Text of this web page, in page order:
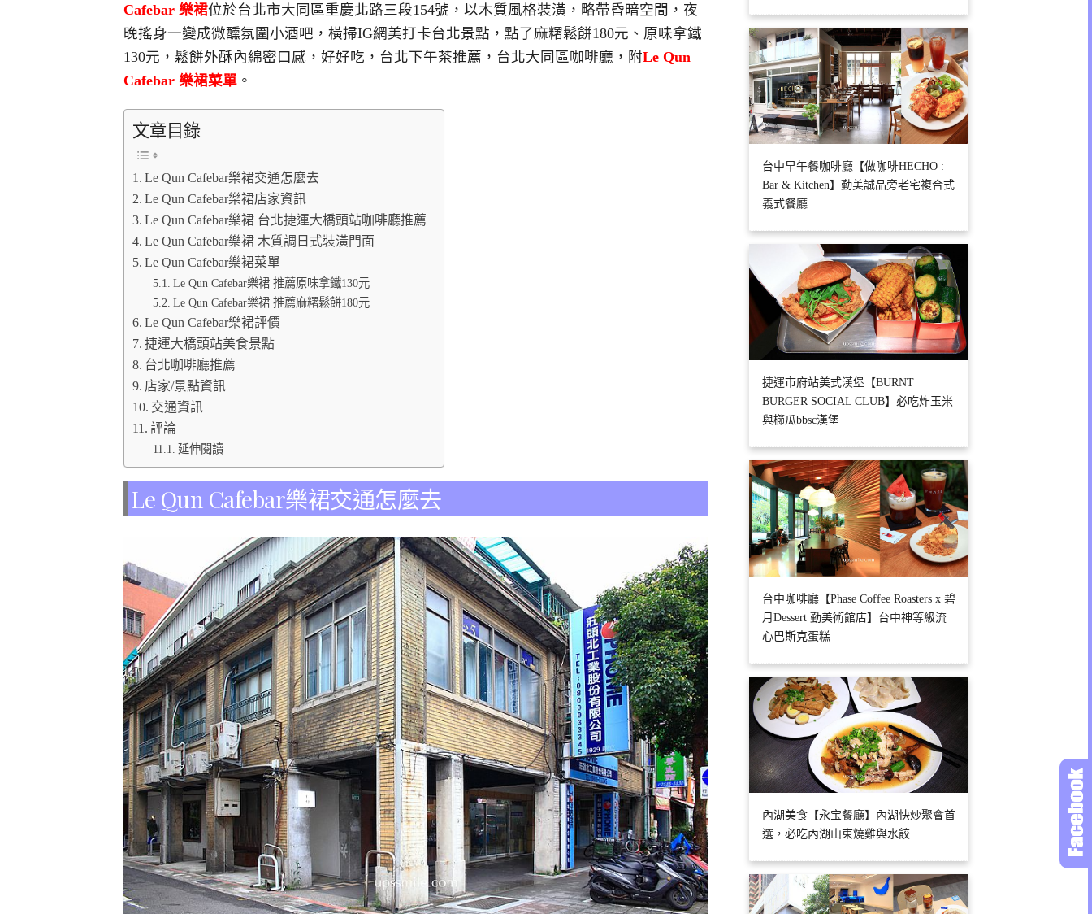
Cafebar 樂裙位於台北市大同區重慶北路三段154號，以木質風格裝潢，略帶昏暗空間，夜
晚搖身一變成微醺氛圍小酒吧，橫掃IG網美打卡台北景點，點了麻糬鬆餅180元、原味拿鐵
130元，鬆餅外酥內綿密口感，好好吃，台北下午茶推薦，台北大同區咖啡廳，附Le Qun
Cafebar 樂裙菜單 。
文章目錄
Le Qun Cafebar樂裙交通怎麼去
Le Qun Cafebar樂裙店家資訊
Le Qun Cafebar樂裙 台北捷運大橋頭站咖啡廳推薦
Le Qun Cafebar樂裙 木質調日式裝潢門面
Le Qun Cafebar樂裙菜單
Le Qun Cafebar樂裙 推薦原味拿鐵130元
Le Qun Cafebar樂裙 推薦麻糬鬆餅180元
Le Qun Cafebar樂裙評價
捷運大橋頭站美食景點
台北咖啡廳推薦
店家/景點資訊
交通資訊
評論
延伸閱讀
Le Qun Cafebar樂裙交通怎麼去
台中早午餐咖啡廳【做咖啡HECHO :
Bar & Kitchen】勤美誠品旁老宅複合式
義式餐廳
捷運市府站美式漢堡【BURNT
BURGER SOCIAL CLUB】必吃炸玉米
與櫛瓜bbsc漢堡
台中咖啡廳【Phase Coffee Roasters x 碧
月Dessert 勤美術館店】台中神等級流
心巴斯克蛋糕
內湖美食【永宝餐廳】內湖快炒聚會首
選，必吃內湖山東燒雞與水餃